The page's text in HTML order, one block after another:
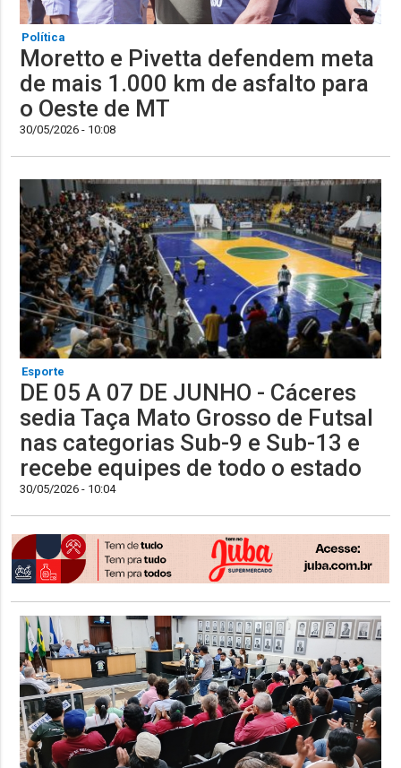
Política
Moretto e Pivetta defendem meta
de mais 1.000 km de asfalto para
o Oeste de MT
30/05/2026 - 10:08
Esporte
DE 05 A 07 DE JUNHO - Cáceres
sedia Taça Mato Grosso de Futsal
nas categorias Sub-9 e Sub-13 e
recebe equipes de todo o estado
30/05/2026 - 10:04